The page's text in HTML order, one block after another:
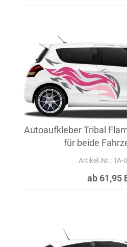
Autoaufkleber Tribal
für beide
Artikel‑Nr.: TA-
ab 61,95